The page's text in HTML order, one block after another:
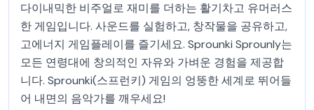
다이내믹한 비주얼로 재미를 더하는 활기차고 유머러스
한 게임입니다. 사운드를 실험하고, 창작물을 공유하고,
고에너지 게임플레이를 즐기세요. Sprounki Sprounly는
모든 연령대에 창의적인 자유와 가벼운 경험을 제공합
니다. Sprounki(스프런키) 게임의 엉뚱한 세계로 뛰어들
어 내면의 음악가를 깨우세요!